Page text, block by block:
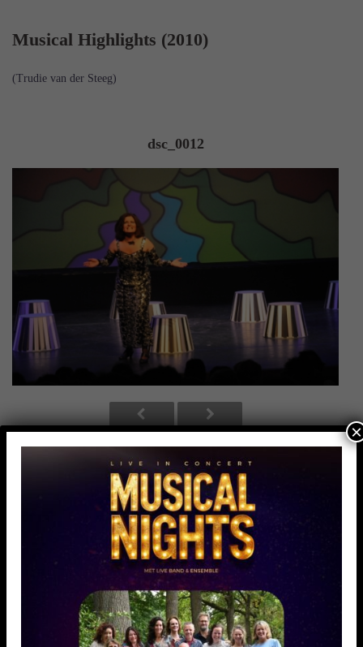
Musical Highlights (2010)
(Trudie van der Steeg)
dsc_0012
Ware Helden (2009)
(Trudy van der Steeg)
wh-10
×